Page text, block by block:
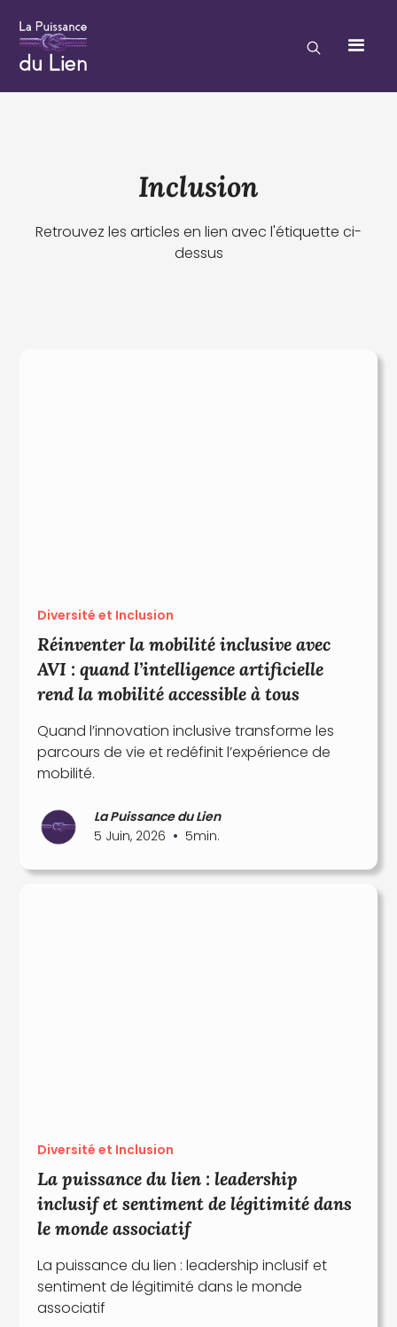
Inclusion
Retrouvez les articles en lien avec l'étiquette ci-
dessus
Diversité et Inclusion
Réinventer la mobilité inclusive avec
AVI : quand l’intelligence artificielle
rend la mobilité accessible à tous
Quand l’innovation inclusive transforme les
parcours de vie et redéfinit l’expérience de
mobilité.
La Puissance du Lien
5 Juin, 2026 • 5min.
Diversité et Inclusion
La puissance du lien : leadership
inclusif et sentiment de légitimité dans
le monde associatif
La puissance du lien : leadership inclusif et
sentiment de légitimité dans le monde
associatif